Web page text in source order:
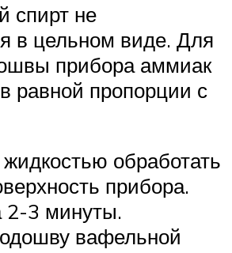
спирт не
в цельном виде. Для
прибора аммиак
равной пропорции с
обработать
прибора.
2-3 минуты.
вафельной